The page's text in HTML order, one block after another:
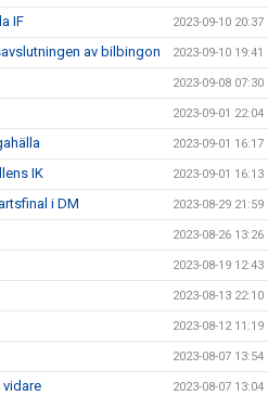
IF 2023-09-10 20:37
av bilbingon 2023-09-10 19:41
2023-09-08 07:30
2023-09-01 22:04
2023-09-01 16:17
IK 2023-09-01 16:13
i DM 2023-08-29 21:59
2023-08-26 13:26
2023-08-19 12:43
2023-08-13 22:10
2023-08-12 11:19
2023-08-07 13:54
2023-08-07 13:04